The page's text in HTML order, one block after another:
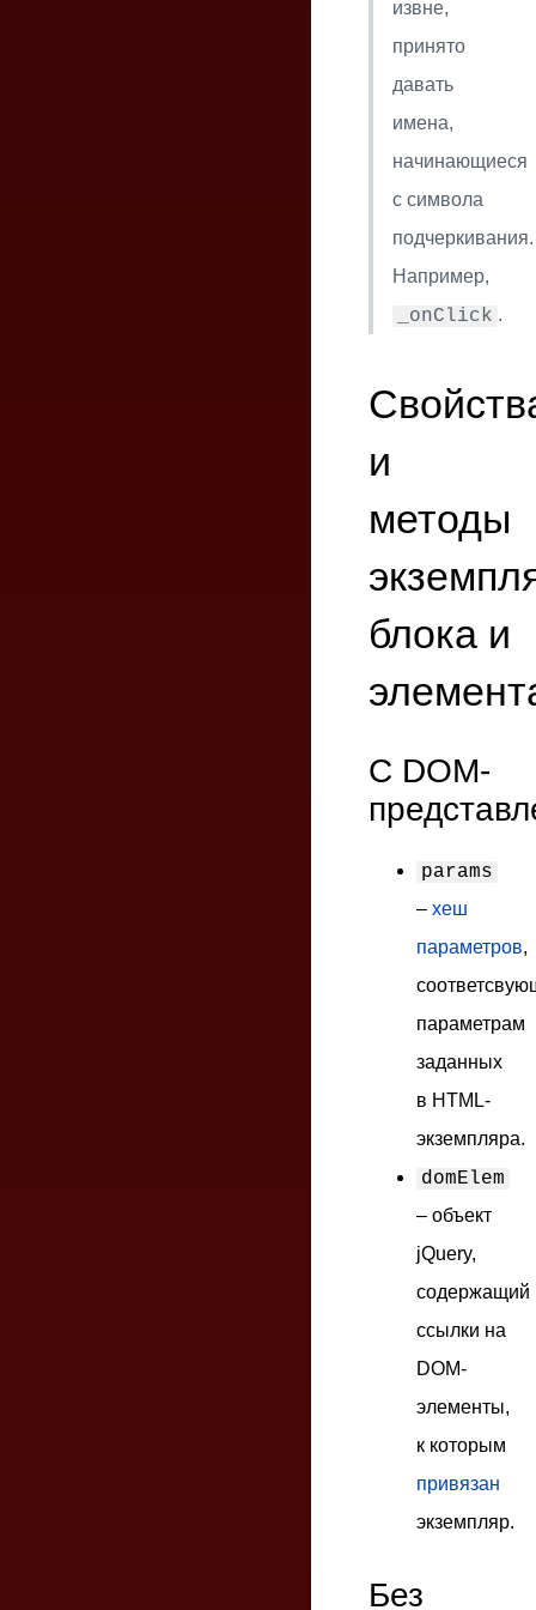
извне,
принято
давать
имена,
начинающиеся
с символа
подчеркивания.
Например,
_onClick .
и
методы
блока и
С DOM-
params
– хеш
параметров,
параметрам
заданных
в HTML-
экземпляра.
domElem
– объект
jQuery,
содержащий
ссылки на
DOM-
элементы,
к которым
привязан
экземпляр.
Без